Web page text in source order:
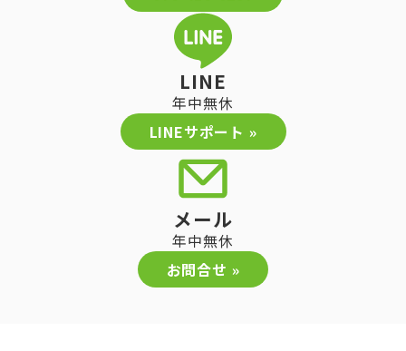
LINE
年中無休
LINEサポート »
メール
年中無休
お問合せ »